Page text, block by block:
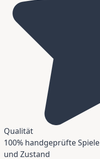
Qualität
100% handgeprüfte
und Zustand